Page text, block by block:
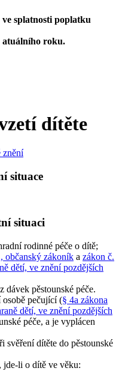
splatnosti poplatku
atuálního roku.
dítěte
znění
situace
situaci
rodinné péče o dítě;
občanský zákoník a zákon č.
dětí, ve znění pozdějších
dávek pěstounské péče.
pečující (§ 4a zákona
dětí, ve znění pozdějších
péče, a je vyplácen
svěření dítěte do pěstounské
jde-li o dítě ve věku: